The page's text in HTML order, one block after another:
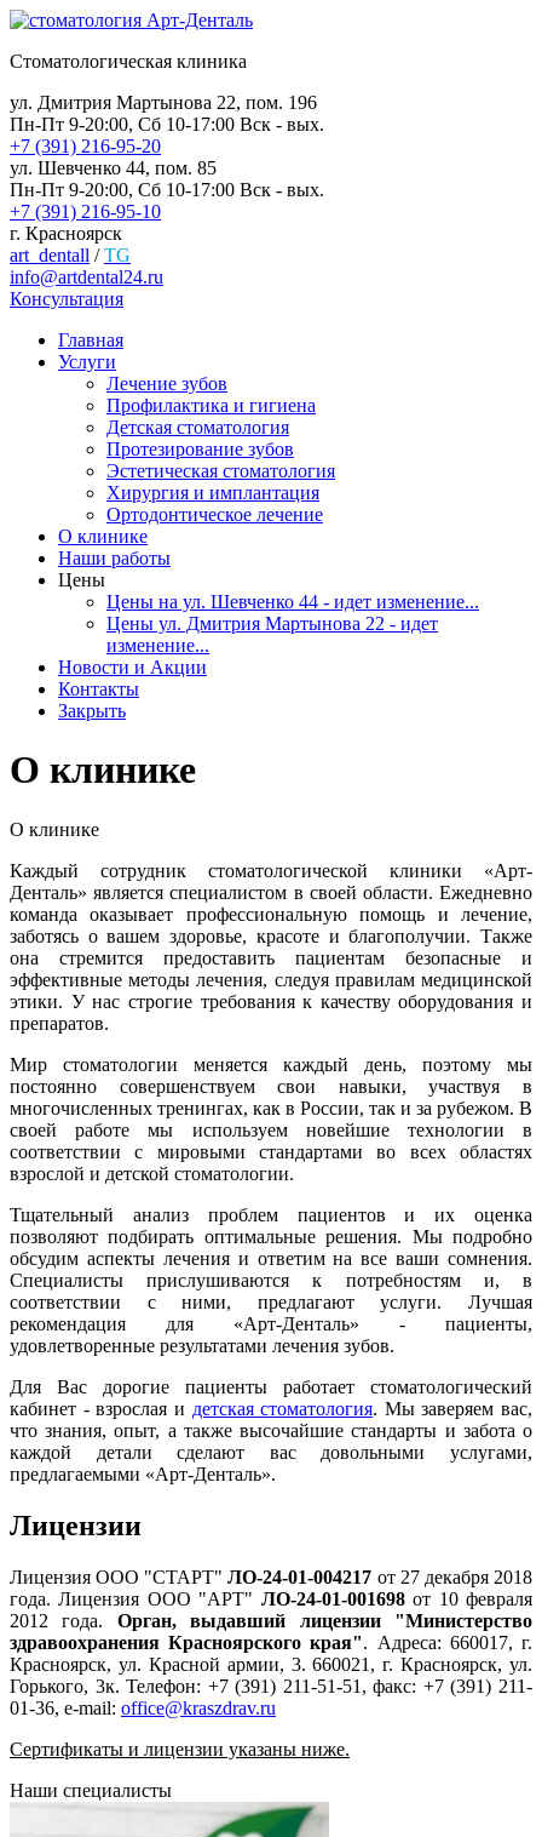
Стоматологическая клиника
ул. Дмитрия Мартынова 22, пом. 196
Пн-Пт 9-20:00, Сб 10-17:00 Вск - вых.
+7 (391) 216-95-20
ул. Шевченко 44, пом. 85
Пн-Пт 9-20:00, Сб 10-17:00 Вск - вых.
+7 (391) 216-95-10
г. Красноярск
art_dentall /TG
info@artdental24.ru
Консультация
Главная
Услуги
Лечение зубов
Профилактика и гигиена
Детская стоматология
Протезирование зубов
Эстетическая стоматология
Хирургия и имплантация
Ортодонтическое лечение
О клинике
Наши работы
Цены
Цены на ул. Шевченко 44 - идет изменение...
Цены ул. Дмитрия Мартынова 22 - идет
изменение...
Новости и Акции
Контакты
Закрыть
О клинике
О клинике
Каждый сотрудник стоматологической клиники «Арт-
Денталь» является специалистом в своей области. Ежедневно
команда оказывает профессиональную помощь и лечение,
заботясь о вашем здоровье, красоте и благополучии. Также
она стремится предоставить пациентам безопасные и
эффективные методы лечения, следуя правилам медицинской
этики. У нас строгие требования к качеству оборудования и
препаратов.
Мир стоматологии меняется каждый день, поэтому мы
постоянно совершенствуем свои навыки, участвуя в
многочисленных тренингах, как в России, так и за рубежом. В
своей работе мы используем новейшие технологии в
соответствии с мировыми стандартами во всех областях
взрослой и детской стоматологии.
Тщательный анализ проблем пациентов и их оценка
позволяют подбирать оптимальные решения. Мы подробно
обсудим аспекты лечения и ответим на все ваши сомнения.
Специалисты прислушиваются к потребностям и, в
соответствии с ними, предлагают услуги. Лучшая
рекомендация для «Арт-Денталь» - пациенты,
удовлетворенные результатами лечения зубов.
Для Вас дорогие пациенты работает стоматологический
кабинет - взрослая и детская стоматология. Мы заверяем вас,
что знания, опыт, а также высочайшие стандарты и забота о
каждой детали сделают вас довольными услугами,
предлагаемыми «Арт-Денталь».
Лицензии
Лицензия ООО "СТАРТ"ЛО-24-01-004217 от 27 декабря 2018
года. Лицензия ООО "АРТ" ЛО-24-01-001698от 10 февраля
2012 года. Орган, выдавший лицензии "Министерство
здравоохранения Красноярского края". Адреса: 660017, г.
Красноярск, ул. Красной армии, 3. 660021, г. Красноярск, ул.
Горького, 3к. Телефон: +7 (391) 211-51-51, факс: +7 (391) 211-
01-36, e-mail: office@kraszdrav.ru
Сертификаты и лицензии указаны ниже.
Наши специалисты